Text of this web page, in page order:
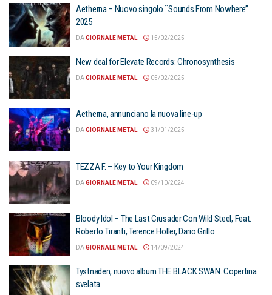
Aetherna – Nuovo singolo ¨Sounds From Nowhere”
2025
DAGIORNALE METAL 15/02/2025
New deal for Elevate Records: Chronosynthesis
DAGIORNALE METAL 05/02/2025
Aetherna, annunciano la nuova line-up
DAGIORNALE METAL 31/01/2025
TEZZA F. – Key to Your Kingdom
DAGIORNALE METAL 09/10/2024
Bloody Idol – The Last Crusader Con Wild Steel, Feat.
Roberto Tiranti, Terence Holler, Dario Grillo
DAGIORNALE METAL 14/09/2024
Tystnaden, nuovo album THE BLACK SWAN. Copertina
svelata